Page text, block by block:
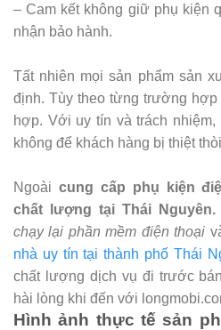
– Cam kết không giữ phụ kiện
nhận bảo hành.
Tất nhiên mọi sản phẩm sản
định. Tùy theo từng trường hợp
hợp. Với uy tín và trách nhiệm,
không để khách hàng bị thiệt
Ngoài cung cấp phụ kiện
chất lượng tại Thái Nguyên.
chạy lại phần mềm điện thoại
nhà uy tín tại thành phố Thái
chất lượng dịch vụ đi trước
hài lòng khi đến với
Hình ảnh thực tế sản